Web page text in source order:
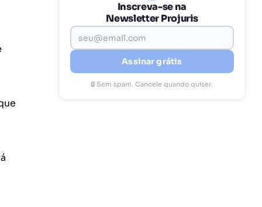
Inscreva-se na
Newsletter Projuris
Assinar grátis
🔒 Sem spam. Cancele quando quiser.